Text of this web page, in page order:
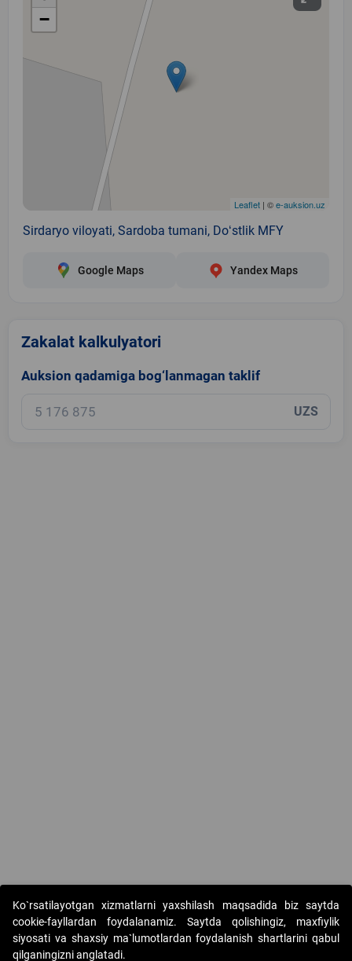
−
Leaflet | ©e-auksion.uz
Sirdaryo viloyati, Sardoba tumani, Doʻstlik MFY
Google Maps Yandex Maps
Zakalat kalkulyatori
Auksion qadamiga bog‘lanmagan taklif
UZS
Ko`rsatilayotgan xizmatlarni yaxshilash maqsadida biz saytda
cookie-fayllardan foydalanamiz. Saytda qolishingiz, maxfiylik
siyosati va shaxsiy ma`lumotlardan foydalanish shartlarini qabul
qilganingizni anglatadi.